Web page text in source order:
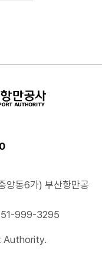
앙동6가) 부산항만공
999-3295
Authority.